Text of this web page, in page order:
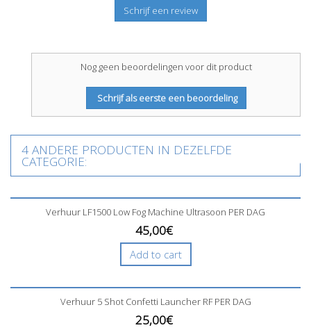
Schrijf een review
Nog geen beoordelingen voor dit product
Schrijf als eerste een beoordeling
4 ANDERE PRODUCTEN IN DEZELFDE
CATEGORIE:
Verhuur LF1500 Low Fog Machine Ultrasoon PER DAG
45,00€
Add to cart
Verhuur 5 Shot Confetti Launcher RF PER DAG
25,00€